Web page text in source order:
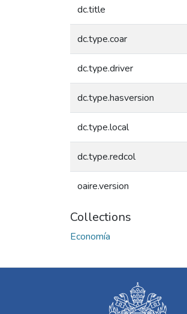
dc.title
dc.type.coar
dc.type.driver
dc.type.hasversion
dc.type.local
dc.type.redcol
oaire.version
Collections
Economía